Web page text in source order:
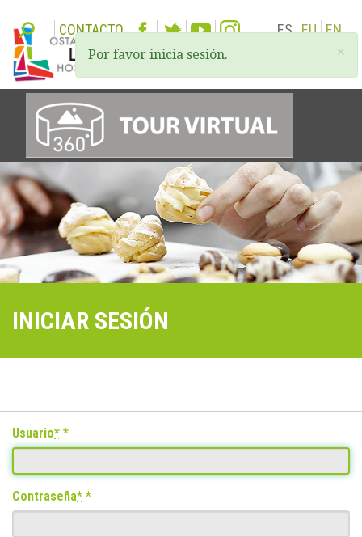
CONTACTO ES EU EN
×
Por favor inicia sesión.
INICIAR SESIÓN
Usuario*
Contraseña*